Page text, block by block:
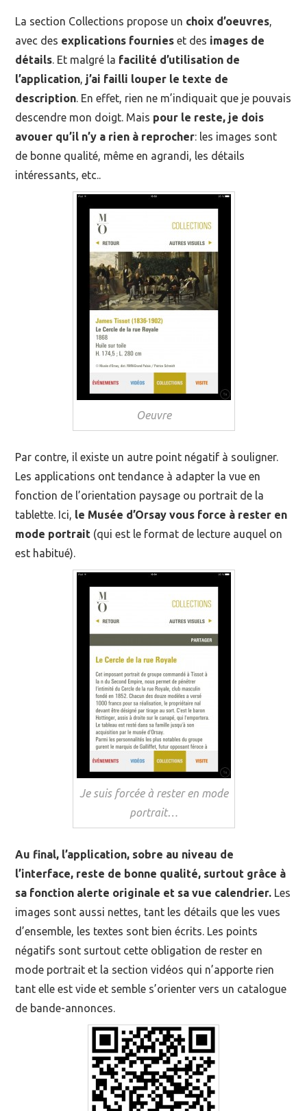
La section Collections propose un choix d’oeuvres,
avec des explications fournies et des images de
détails. Et malgré la facilité d’utilisation de
l’application, j’ai failli louper le texte de
description. En effet, rien ne m’indiquait que je pouvais
descendre mon doigt. Mais pour le reste, je dois
avouer qu’il n’y a rien à reprocher: les images sont
de bonne qualité, même en agrandi, les détails
intéressants, etc..
Oeuvre
Par contre, il existe un autre point négatif à souligner.
Les applications ont tendance à adapter la vue en
fonction de l’orientation paysage ou portrait de la
tablette. Ici, le Musée d’Orsay vous force à rester en
mode portrait (qui est le format de lecture auquel on
est habitué).
Je suis forcée à rester en mode
portrait…
Au final, l’application, sobre au niveau de
l’interface, reste de bonne qualité, surtout grâce à
sa fonction alerte originale et sa vue calendrier. Les
images sont aussi nettes, tant les détails que les vues
d’ensemble, les textes sont bien écrits. Les points
négatifs sont surtout cette obligation de rester en
mode portrait et la section vidéos qui n’apporte rien
tant elle est vide et semble s’orienter vers un catalogue
de bande-annonces.